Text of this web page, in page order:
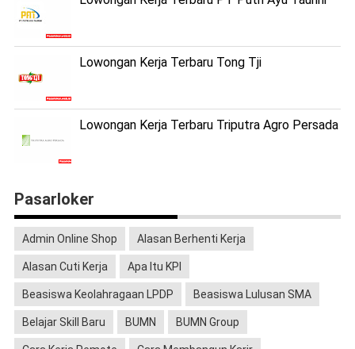
Lowongan Kerja Terbaru Tong Tji
Lowongan Kerja Terbaru Triputra Agro Persada
Pasarloker
Admin Online Shop Alasan Berhenti Kerja
Alasan Cuti Kerja Apa Itu KPI
Beasiswa Keolahragaan LPDP Beasiswa Lulusan SMA
Belajar Skill Baru BUMN BUMN Group